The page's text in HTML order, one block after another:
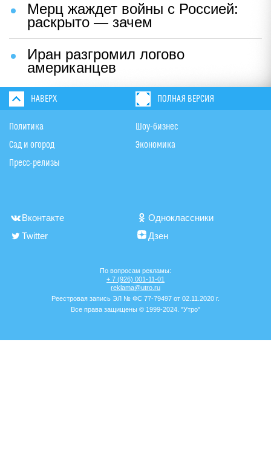
Мерц жаждет войны с Россией:
раскрыто — зачем
Иран разгромил логово
американцев
НАВЕРХ ПОЛНАЯ ВЕРСИЯ
Политика
Сад и огород
Пресс-релизы
Шоу-бизнес
Экономика
Вконтакте
Одноклассники
Twitter
Дзен
По вопросам рекламы:
+ 7 (926) 001-11-01
reklama@utro.ru
Реестровая запись ЭЛ № ФС 77-79497 от 02.11.2020 г.
Все права защищены © 1999-2024. "Утро"